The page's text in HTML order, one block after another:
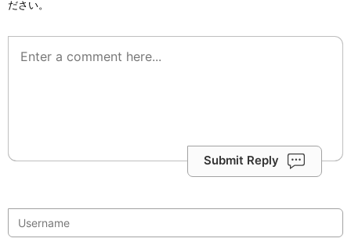
ださい。
Submit Reply